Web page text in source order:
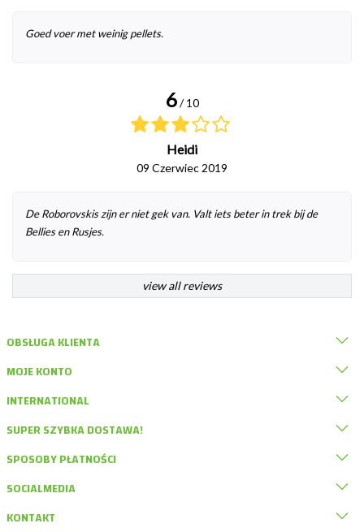
Goed voer met weinig pellets.
6 / 10
Heidi
09 Czerwiec 2019
De Roborovskis zijn er niet gek van. Valt iets beter in trek bij de
Bellies en Rusjes.
view all reviews
OBSŁUGA KLIENTA
MOJE KONTO
INTERNATIONAL
SUPER SZYBKA DOSTAWA!
SPOSOBY PŁATNOŚCI
SOCIALMEDIA
KONTAKT